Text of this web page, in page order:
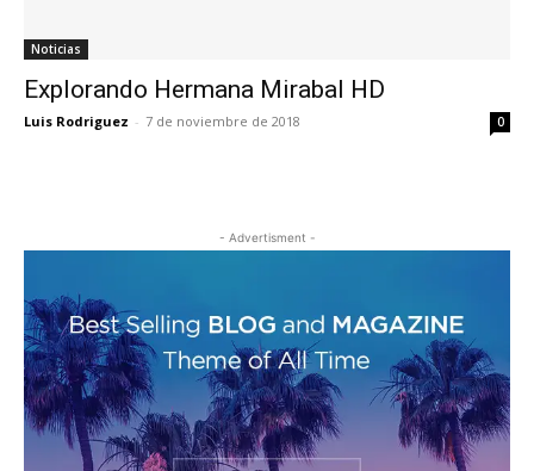
Noticias
Explorando Hermana Mirabal HD
Luis Rodriguez - 7 de noviembre de 2018 0
- Advertisment -